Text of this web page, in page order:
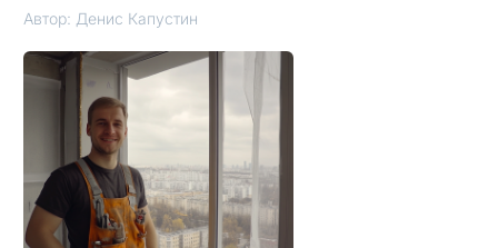
Автор: Денис Капустин